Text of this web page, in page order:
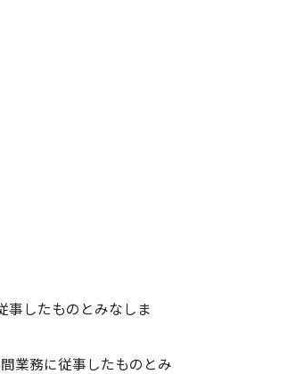
したものとみなしま
業務に従事したものとみ